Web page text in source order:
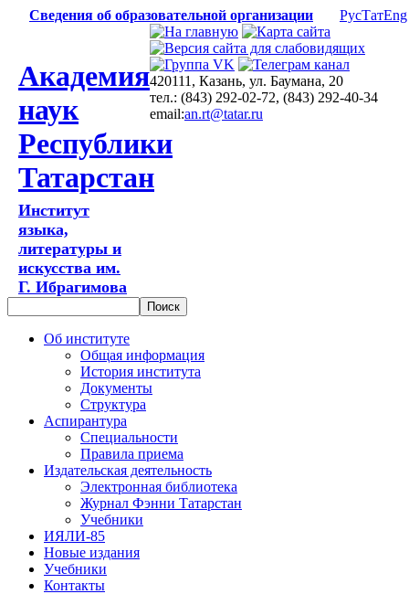
Сведения об образовательной организации РусТатEng
Академия
наук
Республики
Татарстан
Институт
языка,
литературы и
искусства им.
Г. Ибрагимова
420111, Казань, ул. Баумана, 20
тел.: (843) 292-02-72, (843) 292-40-34
email:an.rt@tatar.ru
Об институте
Общая информация
История института
Документы
Структура
Аспирантура
Специальности
Правила приема
Издательская деятельность
Электронная библиотека
Журнал Фэнни Татарстан
Учебники
ИЯЛИ-85
Новые издания
Учебники
Контакты